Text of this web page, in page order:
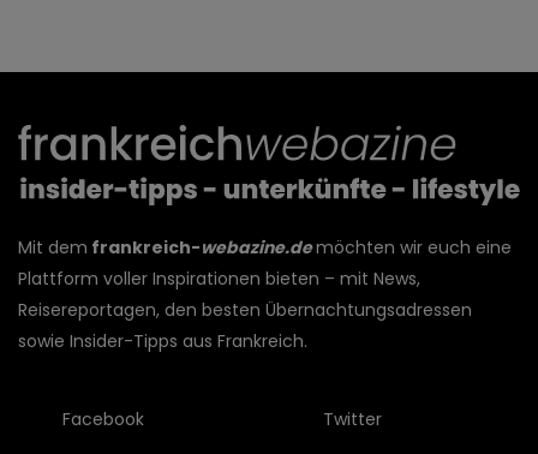
Mit dem frankreich-webazine.demöchten wir euch eine
Plattform voller Inspirationen bieten – mit News,
Reisereportagen, den besten Übernachtungsadressen
sowie Insider-Tipps aus Frankreich.
Facebook Twitter